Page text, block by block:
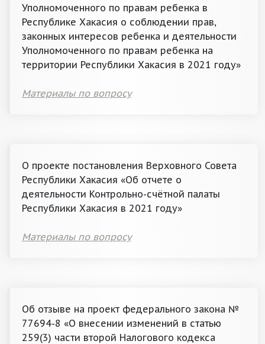
Уполномоченного по правам ребенка в
Республике Хакасия о соблюдении прав,
законных интересов ребенка и деятельности
Уполномоченного по правам ребенка на
территории Республики Хакасия в 2021 году»
Материалы по вопросу
О проекте постановления Верховного Совета
Республики Хакасия «Об отчете о
деятельности Контрольно-счётной палаты
Республики Хакасия в 2021 году»
Материалы по вопросу
Об отзыве на проект федерального закона №
77694-8 «О внесении изменений в статью
259(3) части второй Налогового кодекса